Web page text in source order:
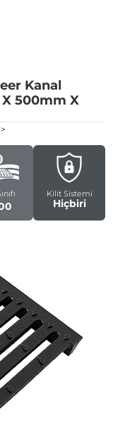
Kanal
X 500mm X
>
Kilit Sistemi
Hiçbiri